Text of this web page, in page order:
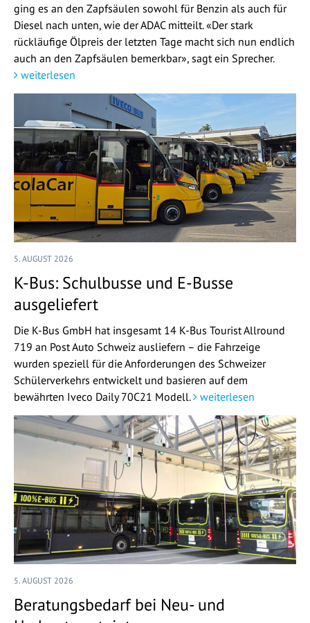
ging es an den Zapfsäulen sowohl für Benzin als auch für
Diesel nach unten, wie der ADAC mitteilt. «Der stark
rückläufige Ölpreis der letzten Tage macht sich nun endlich
auch an den Zapfsäulen bemerkbar», sagt ein Sprecher.
weiterlesen
5. AUGUST 2026
K-Bus: Schulbusse und E-Busse
ausgeliefert
Die K-Bus GmbH hat insgesamt 14 K-Bus Tourist Allround
719 an Post Auto Schweiz ausliefern – die Fahrzeige
wurden speziell für die Anforderungen des Schweizer
Schülerverkehrs entwickelt und basieren auf dem
bewährten Iveco Daily 70C21 Modell.
weiterlesen
5. AUGUST 2026
Beratungsbedarf bei Neu- und